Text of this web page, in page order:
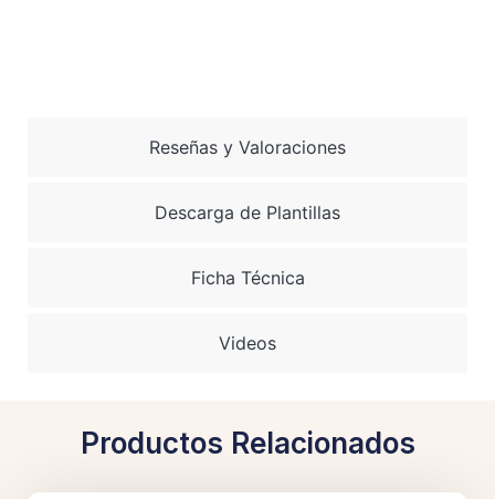
Reseñas y Valoraciones
Descarga de Plantillas
Ficha Técnica
Videos
Productos Relacionados